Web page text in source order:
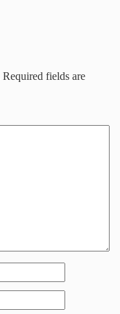
Required fields are